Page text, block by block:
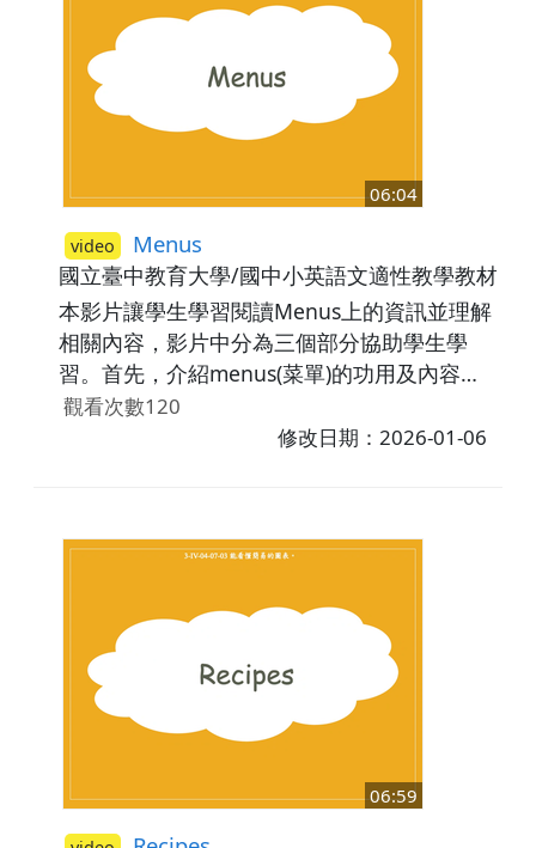
06:04
video Menus
國立臺中教育大學/國中小英語文適性教學教材研
本影片讓學生學習閱讀Menus上的資訊並理解
相關內容，影片中分為三個部分協助學生學
習。首先，介紹menus(菜單)的功用及內容例
如：Name of the restaurant, the categories
of food, the size of the drinks(例如S=small,
學生應用所學內容。
觀看次數120
修改日期：2026-01-06
06:59